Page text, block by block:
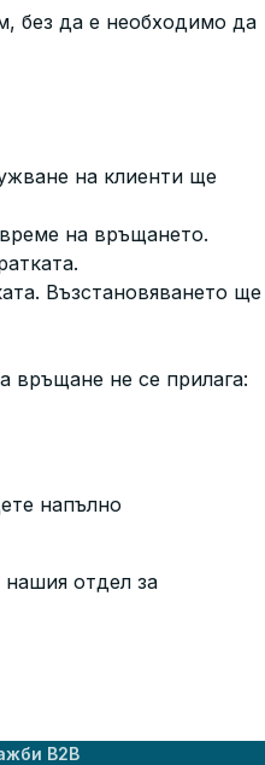
без да е необходимо да
на клиенти ще
на връщането.
Възстановяването ще
връщане не се прилага:
напълно
отдел за
B2B